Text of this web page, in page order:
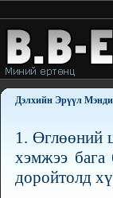
Дэлхийн Эрүүл
1. Өглөөний
хэмжээ бага
доройтолд